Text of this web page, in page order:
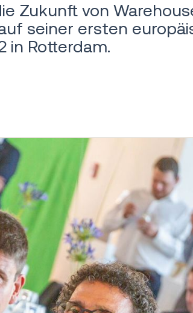
Zukunft von
seiner ersten
in Rotterdam.